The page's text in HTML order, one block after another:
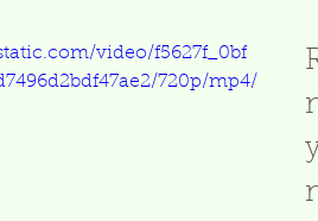
video/f5627f_0bf
720p/mp4/